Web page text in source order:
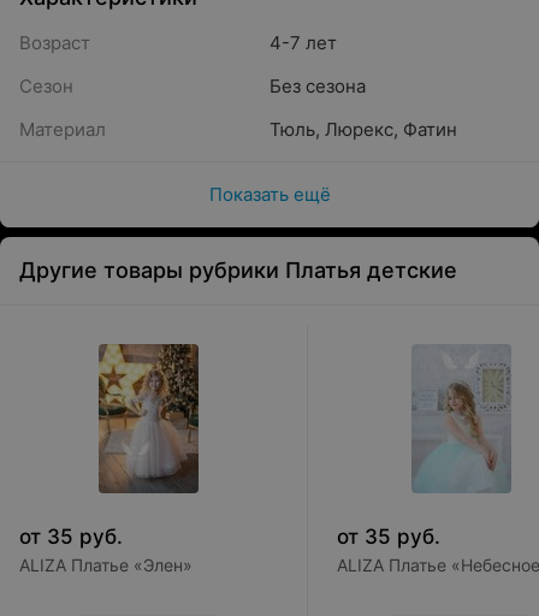
Возраст
4-7 лет
Сезон
Без сезона
Материал
Тюль, Люрекс, Фатин
Показать ещё
Другие товары рубрики Платья детские
от 35 руб.
ALIZA Платье «Элен»
от 35 руб.
ALIZA Платье